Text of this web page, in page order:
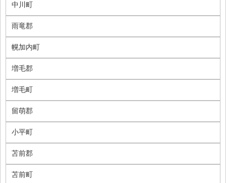
中川町
雨竜郡
幌加内町
増毛郡
増毛町
留萌郡
小平町
苫前郡
苫前町